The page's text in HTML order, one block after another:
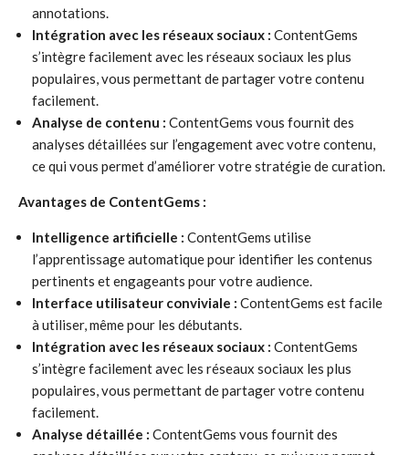
annotations.
Intégration avec les réseaux sociaux : ContentGems
s’intègre facilement avec les réseaux sociaux les plus
populaires, vous permettant de partager votre contenu
facilement.
Analyse de contenu : ContentGems vous fournit des
analyses détaillées sur l’engagement avec votre contenu,
ce qui vous permet d’améliorer votre stratégie de curation.
Avantages de ContentGems :
Intelligence artificielle : ContentGems utilise
l’apprentissage automatique pour identifier les contenus
pertinents et engageants pour votre audience.
Interface utilisateur conviviale : ContentGems est facile
à utiliser, même pour les débutants.
Intégration avec les réseaux sociaux : ContentGems
s’intègre facilement avec les réseaux sociaux les plus
populaires, vous permettant de partager votre contenu
facilement.
Analyse détaillée : ContentGems vous fournit des